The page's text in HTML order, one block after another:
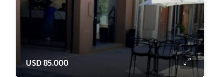
USD 85.000